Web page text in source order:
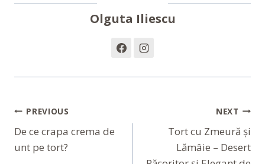
Olguta Iliescu
Navigare
În
Articole
PREVIOUS
De ce crapa crema de
unt pe tort?
NEXT
Tort cu Zmeură și
Lămâie – Desert